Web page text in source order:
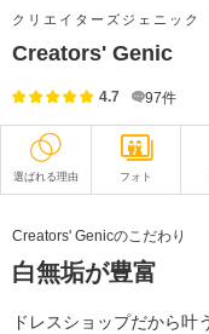
クリエイターズジェニック
Creators' Genic
4.7 97件
選ばれる理由 フォト
衣装
オプション
Creators' Genicのこだわり
白無垢が豊富
ドレスショップだから叶